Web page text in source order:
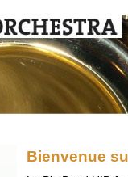
Bienvenue